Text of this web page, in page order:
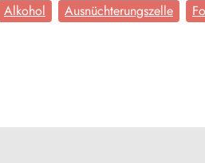
Alkohol Ausnüchterungszelle